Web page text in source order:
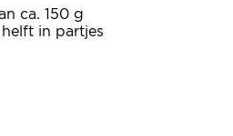
ca. 150 g
in partjes